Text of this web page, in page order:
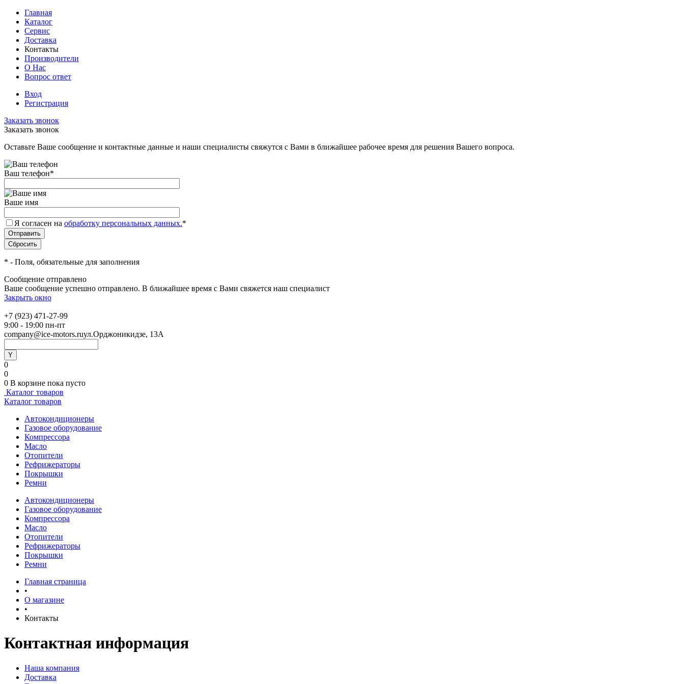
Главная
Каталог
Сервис
Доставка
Контакты
Производители
О Нас
Вопрос ответ
Вход
Регистрация
Заказать звонок
Заказать звонок
Оставьте Ваше сообщение и контактные данные и наши специалисты свяжутся с Вами в ближайшее рабочее время для решения Вашего вопроса.
Ваш телефон*
Ваше имя
Я согласен на обработку персональных данных.*
* - Поля, обязательные для заполнения
Сообщение отправлено
Ваше сообщение успешно отправлено. В ближайшее время с Вами свяжется наш специалист
Закрыть окно
+7 (923) 471-27-99
9:00 - 19:00 пн-пт
company@ice-motors.ruул.Орджоникидзе, 13А
0
0
0 В корзине пока пусто
Каталог товаров
Каталог товаров
Автокондиционеры
Газовое оборудование
Компрессора
Масло
Отопители
Рефрижераторы
Покрышки
Ремни
Автокондиционеры
Газовое оборудование
Компрессора
Масло
Отопители
Рефрижераторы
Покрышки
Ремни
Главная страница
•
О магазине
•
Контакты
Контактная информация
Наша компания
Доставка